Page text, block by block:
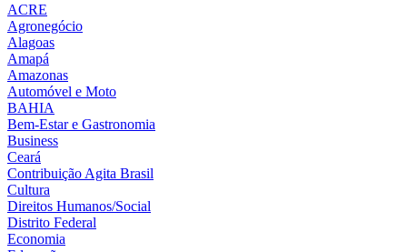
ACRE
Agronegócio
Alagoas
Amapá
Amazonas
Automóvel e Moto
BAHIA
Bem-Estar e Gastronomia
Business
Ceará
Contribuição Agita Brasil
Cultura
Direitos Humanos/Social
Distrito Federal
Economia